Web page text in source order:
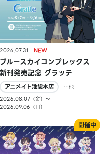
2026.07.31
ブルースカイコンプレックス
新刊発売記念 グラッテ
アニメイト池袋本店
…他
2026.08.07（金）〜
2026.09.06（日）